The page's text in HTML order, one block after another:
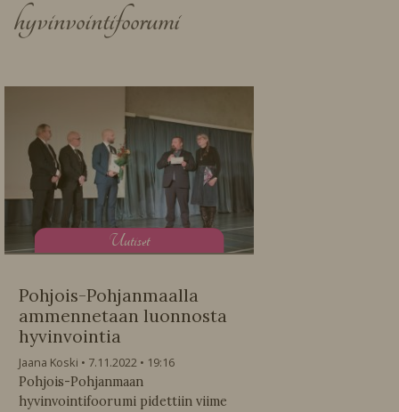
hyvinvointifoorumi
Uutiset
Pohjois-Pohjanmaalla
ammennetaan luonnosta
hyvinvointia
Jaana Koski 7.11.2022
19:16
Pohjois-Pohjanmaan
hyvinvointifoorumi pidettiin viime